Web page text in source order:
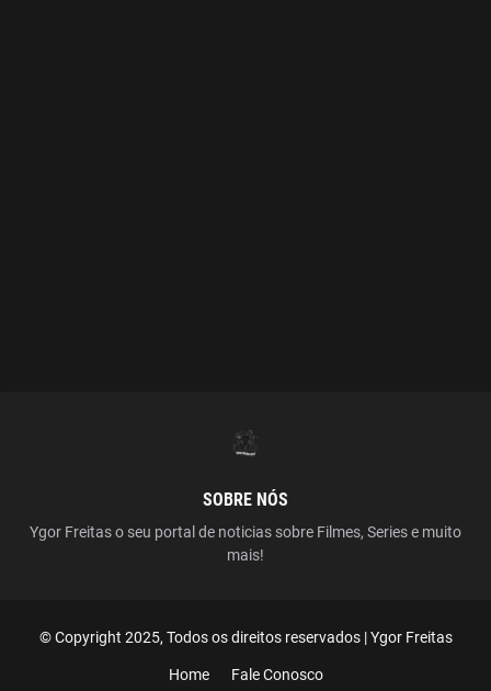
SOBRE NÓS
Ygor Freitas o seu portal de noticias sobre Filmes, Series e muito
mais!
© Copyright 2025, Todos os direitos reservados | Ygor Freitas
Home Fale Conosco